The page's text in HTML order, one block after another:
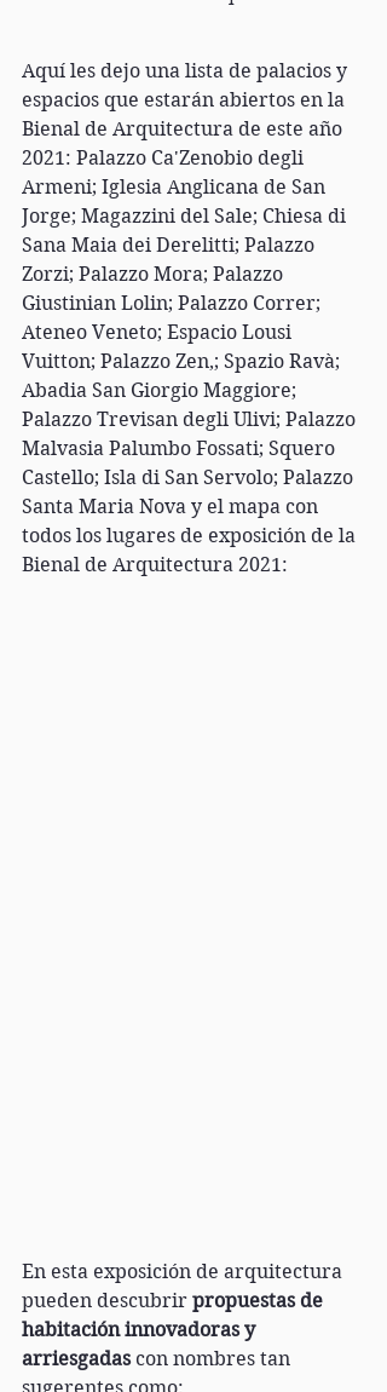
Aquí les dejo una lista de palacios y
espacios que estarán abiertos en la
Bienal de Arquitectura de este año
2021: Palazzo Ca'Zenobio degli
Armeni; Iglesia Anglicana de San
Jorge; Magazzini del Sale; Chiesa di
Sana Maia dei Derelitti; Palazzo
Zorzi; Palazzo Mora; Palazzo
Giustinian Lolin; Palazzo Correr;
Ateneo Veneto; Espacio Lousi
Vuitton; Palazzo Zen,; Spazio Ravà;
Abadia San Giorgio Maggiore;
Palazzo Trevisan degli Ulivi; Palazzo
Malvasia Palumbo Fossati; Squero
Castello; Isla di San Servolo; Palazzo
Santa Maria Nova y el mapa con
todos los lugares de exposición de la
Bienal de Arquitectura 2021:
En esta exposición de arquitectura
pueden descubrir propuestas de
habitación innovadoras y
arriesgadas con nombres tan